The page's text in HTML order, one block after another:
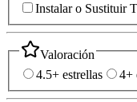
Instalar o Sustituir
Valoración
4.5+ estrellas
4+